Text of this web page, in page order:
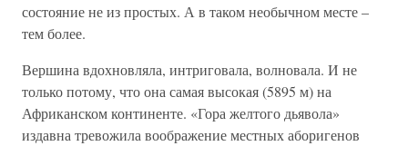
состояние не из простых. А в таком необычном месте –
тем более.
Вершина вдохновляла, интриговала, волновала. И не
только потому, что она самая высокая (5895 м) на
Африканском континенте. «Гора желтого дьявола»
издавна тревожила воображение местных аборигенов